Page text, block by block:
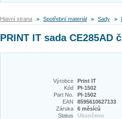
Hlavní strana Spotřební materiál Sady
PRINT IT sada
Výrobce
Print IT
Kód
PI-1502
Part No.
PI-1502
EAN
8595610627133
Záruka
6 měsíců
Status
Ukončeno